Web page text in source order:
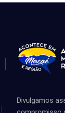
Divulgamos